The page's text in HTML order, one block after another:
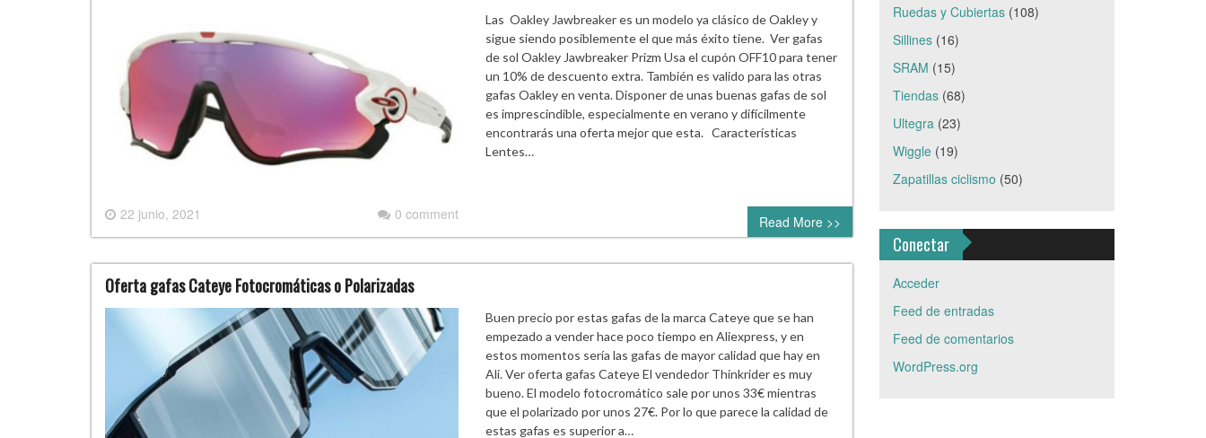
22 junio, 2021 0 comment
Las Oakley Jawbreaker es un modelo ya clásico de Oakley y
sigue siendo posiblemente el que más éxito tiene. Ver gafas
de sol Oakley Jawbreaker Prizm Usa el cupón OFF10 para tener
un 10% de descuento extra. También es valido para las otras
gafas Oakley en venta. Disponer de unas buenas gafas de sol
es imprescindible, especialmente en verano y difícilmente
encontrarás una oferta mejor que esta. Características
Lentes…
Read More >>
Oferta gafas Cateye Fotocromáticas o Polarizadas
Buen precio por estas gafas de la marca Cateye que se han
empezado a vender hace poco tiempo en Aliexpress, y en
estos momentos sería las gafas de mayor calidad que hay en
Ali. Ver oferta gafas Cateye El vendedor Thinkrider es muy
bueno. El modelo fotocromático sale por unos 33€ mientras
que el polarizado por unos 27€. Por lo que parece la calidad de
estas gafas es superior a…
Ruedas y Cubiertas(108)
Sillines(16)
SRAM (15)
Tiendas(68)
Ultegra(23)
Wiggle(19)
Zapatillas ciclismo (50)
Conectar
Acceder
Feed de entradas
Feed de comentarios
WordPress.org